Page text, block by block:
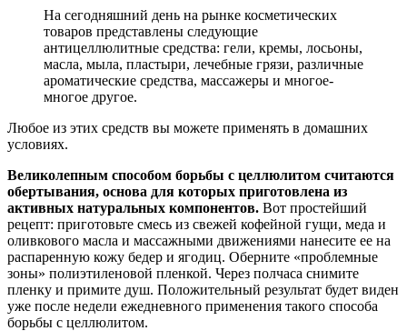
На сегодняшний день на рынке косметических
товаров представлены следующие
антицеллюлитные средства: гели, кремы, лосьоны,
масла, мыла, пластыри, лечебные грязи, различные
ароматические средства, массажеры и многое-
многое другое.
Любое из этих средств вы можете применять в домашних
условиях.
Великолепным способом борьбы с целлюлитом считаются
обертывания, основа для которых приготовлена из
активных натуральных компонентов. Вот простейший
рецепт: приготовьте смесь из свежей кофейной гущи, меда и
оливкового масла и массажными движениями нанесите ее на
распаренную кожу бедер и ягодиц. Оберните «проблемные
зоны» полиэтиленовой пленкой. Через полчаса снимите
пленку и примите душ. Положительный результат будет виден
уже после недели ежедневного применения такого способа
борьбы с целлюлитом.